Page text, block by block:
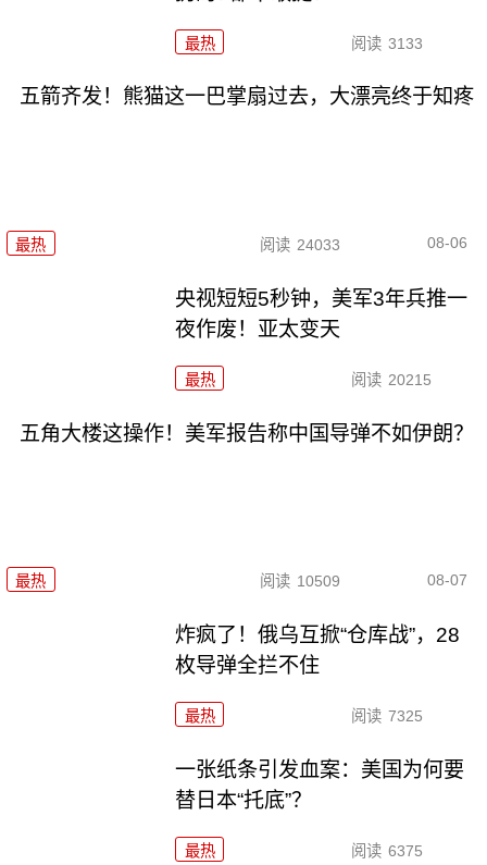
最热 阅读 3133
五箭齐发！熊猫这一巴掌扇过去，大漂亮终于知疼
最热 阅读 24033 08-06
央视短短5秒钟，美军3年兵推一
夜作废！亚太变天
最热 阅读 20215
五角大楼这操作！美军报告称中国导弹不如伊朗？
最热 阅读 10509 08-07
炸疯了！俄乌互掀“仓库战”，28
枚导弹全拦不住
最热 阅读 7325
一张纸条引发血案：美国为何要
替日本“托底”？
最热 阅读 6375